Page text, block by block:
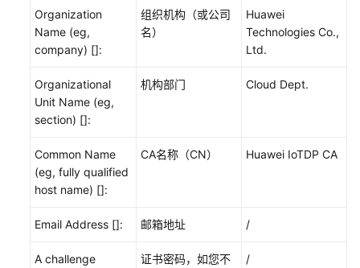
节
点
参
考
佳
实
践
常
问
Organization
Name (eg,
company) []:
组织机构（或公司
名）
Huawei
Technologies Co.,
Ltd.
Organizational
Unit Name (eg,
section) []:
机构部门 Cloud Dept.
Common Name
(eg, fully qualified
host name) []:
CA名称（CN） Huawei IoTDP CA
Email Address []: 邮箱地址 /
A challenge
证书密码，如您不
/